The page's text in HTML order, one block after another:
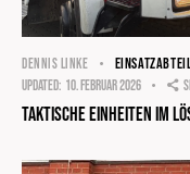
DENNIS LINKE
Updated: 10. Februar 2026
Taktische Einheiten im